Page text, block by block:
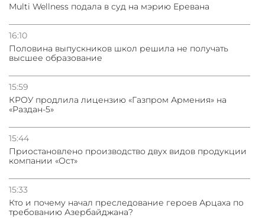
Multi Wellness подала в суд на мэрию Еревана
16:10
Половина выпускников школ решила не получать
высшее образование
15:59
КРОУ продлила лицензию «Газпром Армения» на
«Раздан-5»
15:44
Приостановлено производство двух видов продукции
компании «Ост»
15:33
Кто и почему начал преследование героев Арцаха по
требованию Азербайджана?